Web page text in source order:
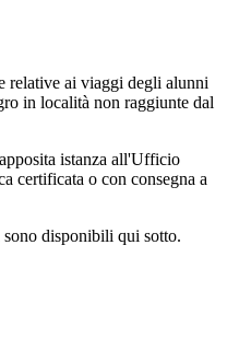
relative ai viaggi degli alunni
in località non raggiunte dal
istanza all'Ufficio
certificata o con consegna a
disponibili qui sotto.